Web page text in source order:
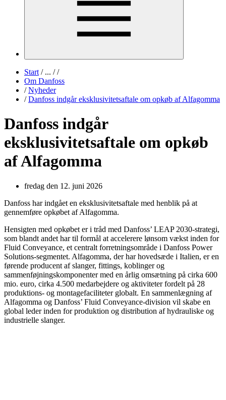
Start /... / /
Om Danfoss
/ Nyheder
/ Danfoss indgår eksklusivitetsaftale om opkøb af Alfagomma
Danfoss indgår
eksklusivitetsaftale om opkøb
af Alfagomma
fredag den 12. juni 2026
Danfoss har indgået en eksklusivitetsaftale med henblik på at
gennemføre opkøbet af Alfagomma.
Hensigten med opkøbet er i tråd med Danfoss’ LEAP 2030-strategi,
som blandt andet har til formål at accelerere lønsom vækst inden for
Fluid Conveyance, et centralt forretningsområde i Danfoss Power
Solutions-segmentet. Alfagomma, der har hovedsæde i Italien, er en
førende producent af slanger, fittings, koblinger og
sammenføjningskomponenter med en årlig omsætning på cirka 600
mio. euro, cirka 4.500 medarbejdere og aktiviteter fordelt på 28
produktions- og montagefaciliteter globalt. En sammenlægning af
Alfagomma og Danfoss’ Fluid Conveyance-division vil skabe en
global leder inden for produktion og distribution af hydrauliske og
industrielle slanger.